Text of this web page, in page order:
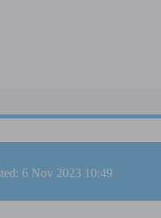
6 Nov 2023 10:49